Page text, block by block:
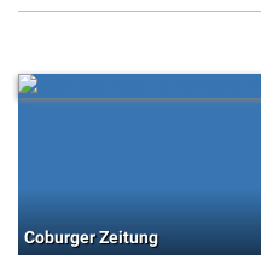
Coburger Zeitung